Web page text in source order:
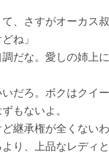
、さすがオーカス
ね」
調だな。愛しの姉上
いだろ。ボクはクイ
もないよ。
継承権が全くない
り、上品なレディ